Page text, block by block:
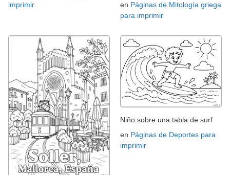
imprimir
en Páginas de Mitología griega
para imprimir
Niño sobre una tabla de surf
en Páginas de Deportes para
imprimir